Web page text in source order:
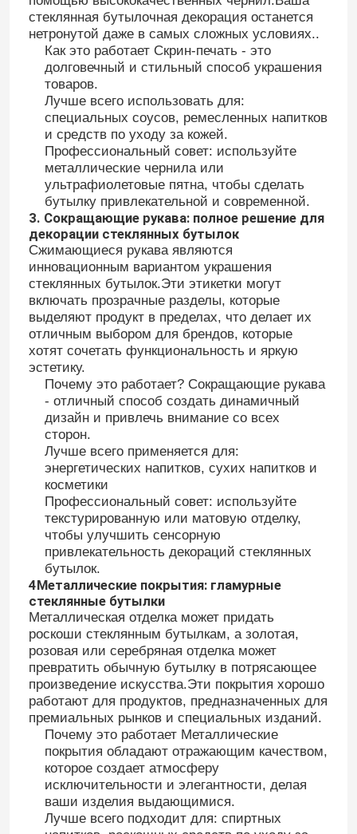
Главная страница
Продукция
О Компании
Наша фабрика
контроль качества
контактные данные
Отправить запрос
Стеклянные бутылки
стеклянные опарникы
Стеклянные чашки
стеклянная бутылочная декорация останется
нетронутой даже в самых сложных условиях..
Как это работает Скрин-печать - это
долговечный и стильный способ украшения
товаров.
Лучше всего использовать для:
специальных соусов, ремесленных напитков
и средств по уходу за кожей.
Профессиональный совет: используйте
металлические чернила или
ультрафиолетовые пятна, чтобы сделать
бутылку привлекательной и современной.
3. Сокращающие рукава: полное решение для
декорации стеклянных бутылок
Сжимающиеся рукава являются
инновационным вариантом украшения
стеклянных бутылок.Эти этикетки могут
включать прозрачные разделы, которые
выделяют продукт в пределах, что делает их
отличным выбором для брендов, которые
хотят сочетать функциональность и яркую
эстетику.
Почему это работает? Сокращающие рукава
- отличный способ создать динамичный
дизайн и привлечь внимание со всех
сторон.
Лучше всего применяется для:
энергетических напитков, сухих напитков и
косметики
Профессиональный совет: используйте
текстурированную или матовую отделку,
чтобы улучшить сенсорную
привлекательность декораций стеклянных
бутылок.
4Металлические покрытия: гламурные
стеклянные бутылки
Металлическая отделка может придать
роскоши стеклянным бутылкам, а золотая,
розовая или серебряная отделка может
превратить обычную бутылку в потрясающее
произведение искусства.Эти покрытия хорошо
работают для продуктов, предназначенных для
премиальных рынков и специальных изданий.
Почему это работает Металлические
покрытия обладают отражающим качеством,
которое создает атмосферу
исключительности и элегантности, делая
ваши изделия выдающимися.
Лучше всего подходит для: спиртных